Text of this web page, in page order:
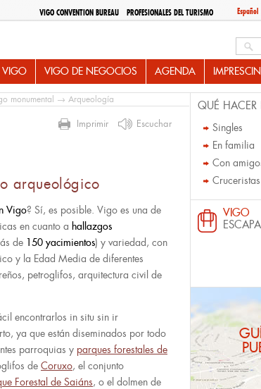
Español
VIGO CONVENTION BUREAU PROFESIONALES DEL TURISMO
VIGO VIGO DE NEGOCIOS AGENDA
monumental → Arqueología
Imprimir Escuchar
arqueológico
Vigo? Sí, es posible. Vigo es una de
en cuanto a hallazgos
de 150 yacimientos) y variedad, con
y la Edad Media de diferentes
petroglifos, arquitectura civil de
encontrarlos in situ sin ir
ya que están diseminados por todo
parroquias y parques forestales de
de Coruxo, el conjunto
Forestal de Saiáns, o el dolmen de
QUÉ HACER
Singles
En familia
Con
Cruceristas
VIGO